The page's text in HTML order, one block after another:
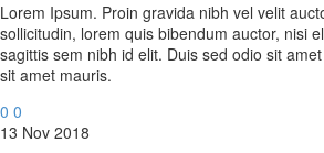
Lorem Ipsum. Proin gravida nibh vel velit
sollicitudin, lorem quis bibendum auctor, nisi
sagittis sem nibh id elit. Duis sed odio sit
sit amet mauris.
0 0
13 Nov 2018